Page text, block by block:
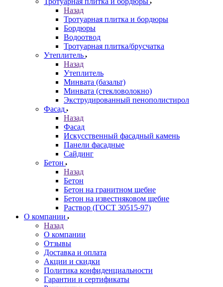
Назад
Тротуарная плитка и бордюры
Бордюры
Водоотвод
Тротуарная плитка/брусчатка
Утеплитель
Назад
Утеплитель
Минвата (базальт)
Минвата (стекловолокно)
Экструдированный пенополистирол
Фасад
Назад
Фасад
Искусственный фасадный камень
Панели фасадные
Сайдинг
Бетон
Назад
Бетон
Бетон на гранитном щебне
Бетон на известняковом щебне
Раствор (ГОСТ 30515-97)
О компании
Назад
О компании
Отзывы
Доставка и оплата
Акции и скидки
Политика конфиденциальности
Гарантии и сертификаты